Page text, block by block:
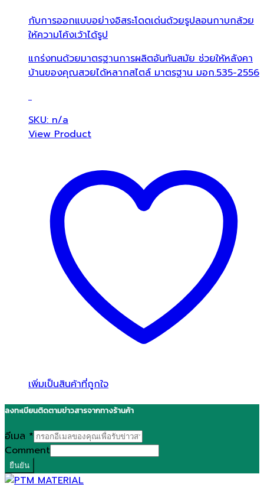
กับการออกแบบอย่างอิสระโดดเด่นด้วยรูปลอนกาบกล้วย
ให้ความโค้งเว้าได้รูป
แกร่งทนด้วยมาตรฐานการผลิตอันทันสมัย ช่วยให้หลังคา
บ้านของคุณสวยได้หลากสไตล์ มาตรฐาน มอก.535-2556
SKU: n/a
View Product
เพิ่มเป็นสินค้าที่ถูกใจ
ลงทะเบียนติดตามข่าวสารจากทางร้านค้า
อีเมล *
Comment
ยืนยัน